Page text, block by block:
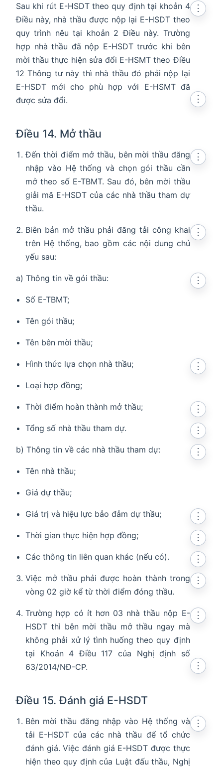
Sau khi rút E-HSDT theo quy định tại khoản 4
Điều này, nhà thầu được nộp lại E-HSDT theo
quy trình nêu tại khoản 2 Điều này. Trường
hợp nhà thầu đã nộp E-HSDT trước khi bên
mời thầu thực hiện sửa đổi E-HSMT theo Điều
12 Thông tư này thì nhà thầu đó phải nộp lại
E-HSDT mới cho phù hợp với E-HSMT đã
được sửa đổi.
⋮
Điều 14. Mở thầu
⋮
Đến thời điểm mở thầu, bên mời thầu đăng
nhập vào Hệ thống và chọn gói thầu cần
mở theo số E-TBMT. Sau đó, bên mời thầu
giải mã E-HSDT của các nhà thầu tham dự
thầu.
⋮
Biên bản mở thầu phải đăng tải công khai
trên Hệ thống, bao gồm các nội dung chủ
yếu sau:
⋮
a) Thông tin về gói thầu:
⋮
Số E-TBMT;
Tên gói thầu;
Tên bên mời thầu;
Hình thức lựa chọn nhà thầu;
⋮
Loại hợp đồng;
Thời điểm hoàn thành mở thầu;
⋮
Tổng số nhà thầu tham dự.
⋮
b) Thông tin về các nhà thầu tham dự:
⋮
Tên nhà thầu;
Giá dự thầu;
Giá trị và hiệu lực bảo đảm dự thầu;
⋮
Thời gian thực hiện hợp đồng;
⋮
Các thông tin liên quan khác (nếu có).
⋮
Việc mở thầu phải được hoàn thành trong
vòng 02 giờ kể từ thời điểm đóng thầu.
⋮
Trường hợp có ít hơn 03 nhà thầu nộp E-
HSDT thì bên mời thầu mở thầu ngay mà
không phải xử lý tình huống theo quy định
tại Khoản 4 Điều 117 của Nghị định số
63/2014/NĐ-CP.
⋮
Điều 15. Đánh giá E-HSDT
⋮
Bên mời thầu đăng nhập vào Hệ thống và
tải E-HSDT của các nhà thầu để tổ chức
đánh giá. Việc đánh giá E-HSDT được thực
hiện theo quy định của Luật đấu thầu, Nghị
⋮